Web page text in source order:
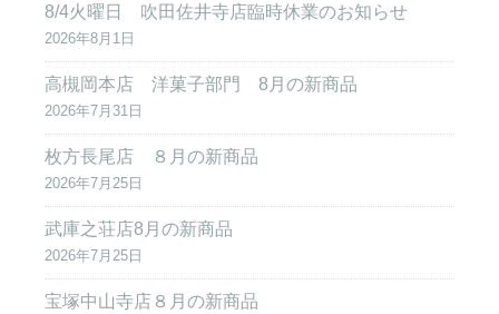
8/4火曜日 吹田佐井寺店臨時休業のお知らせ
2026年8月1日
高槻岡本店 洋菓子部門 8月の新商品
2026年7月31日
枚方長尾店 ８月の新商品
2026年7月25日
武庫之荘店8月の新商品
2026年7月25日
宝塚中山寺店８月の新商品